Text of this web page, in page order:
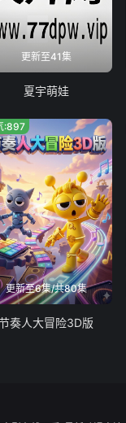
更新至41集
夏宇萌娃
更新至6集/共80集
:897
奏人大冒险3D版